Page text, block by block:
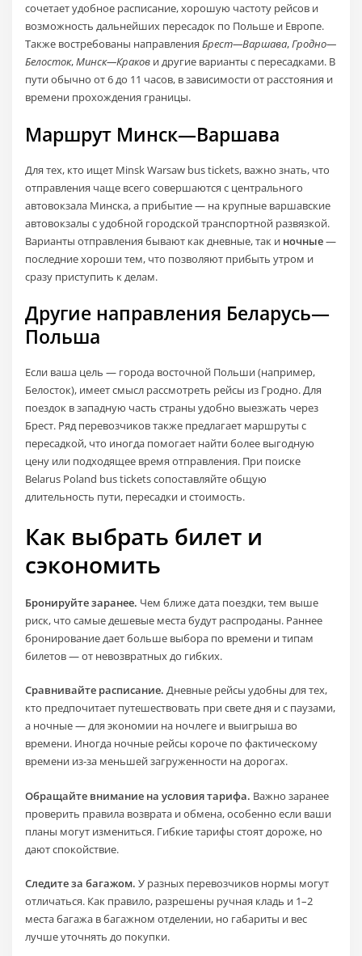
сочетает удобное расписание, хорошую частоту рейсов и
возможность дальнейших пересадок по Польше и Европе.
Также востребованы направленияБрест—Варшава,Гродно—
Белосток,Минск—Краков и другие варианты с пересадками. В
пути обычно от 6 до 11 часов, в зависимости от расстояния и
времени прохождения границы.
Маршрут Минск—Варшава
Для тех, кто ищет Minsk Warsaw bus tickets, важно знать, что
отправления чаще всего совершаются с центрального
автовокзала Минска, а прибытие — на крупные варшавские
автовокзалы с удобной городской транспортной развязкой.
Варианты отправления бывают как дневные, так и ночные—
последние хороши тем, что позволяют прибыть утром и
сразу приступить к делам.
Другие направления Беларусь—
Польша
Если ваша цель — города восточной Польши (например,
Белосток), имеет смысл рассмотреть рейсы из Гродно. Для
поездок в западную часть страны удобно выезжать через
Брест. Ряд перевозчиков также предлагает маршруты с
пересадкой, что иногда помогает найти более выгодную
цену или подходящее время отправления. При поиске
Belarus Poland bus tickets сопоставляйте общую
длительность пути, пересадки и стоимость.
Как выбрать билет и
сэкономить
Бронируйте заранее. Чем ближе дата поездки, тем выше
риск, что самые дешевые места будут распроданы. Раннее
бронирование дает больше выбора по времени и типам
билетов — от невозвратных до гибких.
Сравнивайте расписание. Дневные рейсы удобны для тех,
кто предпочитает путешествовать при свете дня и с паузами,
а ночные — для экономии на ночлеге и выигрыша во
времени. Иногда ночные рейсы короче по фактическому
времени из‑за меньшей загруженности на дорогах.
Обращайте внимание на условия тарифа. Важно заранее
проверить правила возврата и обмена, особенно если ваши
планы могут измениться. Гибкие тарифы стоят дороже, но
дают спокойствие.
Следите за багажом. У разных перевозчиков нормы могут
отличаться. Как правило, разрешены ручная кладь и 1–2
места багажа в багажном отделении, но габариты и вес
лучше уточнять до покупки.